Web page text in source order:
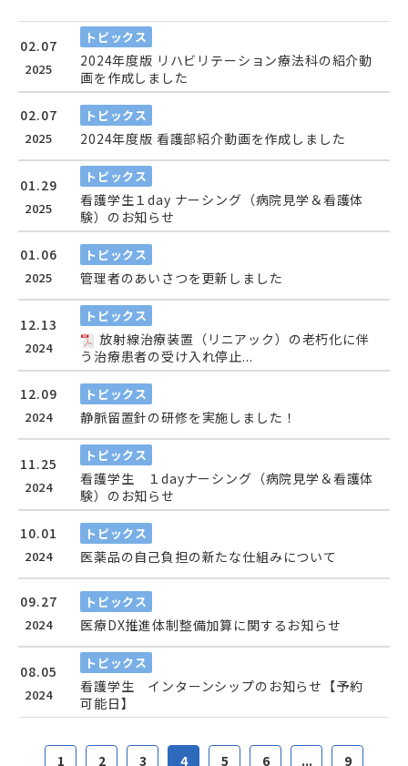
02.07
2025
トピックス
2024年度版 リハビリテーション療法科の紹介動
画を作成しました
02.07
2025
トピックス
2024年度版 看護部紹介動画を作成しました
01.29
2025
トピックス
看護学生１day ナーシング（病院見学＆看護体
験）のお知らせ
01.06
2025
トピックス
管理者のあいさつを更新しました
12.13
2024
トピックス
放射線治療装置（リニアック）の老朽化に伴
う治療患者の受け入れ停止...
12.09
2024
トピックス
静脈留置針の研修を実施しました！
11.25
2024
トピックス
看護学生 １dayナーシング（病院見学＆看護体
験）のお知らせ
10.01
2024
トピックス
医薬品の自己負担の新たな仕組みについて
09.27
2024
トピックス
医療DX推進体制整備加算に関するお知らせ
08.05
2024
トピックス
看護学生 インターンシップのお知らせ【予約
可能日】
1 2 3 4 5 6 ... 9